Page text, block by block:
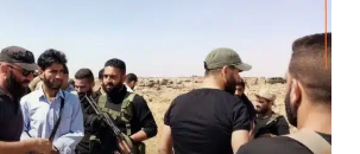
رمضان